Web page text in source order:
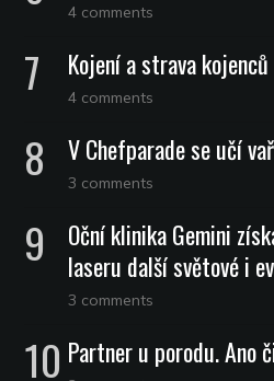
4 comments
Kojení a strava kojenců
4 comments
V Chefparade se učí
3 comments
Oční klinika Gemini
laseru další světové i
3 comments
Partner u porodu. Ano